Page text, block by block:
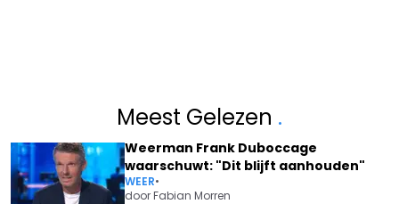
Meest Gelezen .
Weerman Frank Duboccage
waarschuwt: "Dit blijft aanhouden"
WEER•
doorFabian Morren